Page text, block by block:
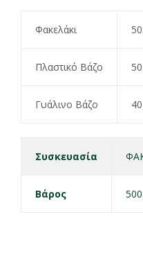
Φακελάκι
Πλαστικό Βάζο
Γυάλινο Βάζο
Συσκευασία
Βάρος